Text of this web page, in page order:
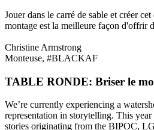
Jouer dans le carré de sable et créer
montage est la meilleure façon d'offrir
Christine Armstrong
Monteuse, #BLACKAF
TABLE RONDE: Briser le
We’re currently experiencing a
representation in storytelling. This year
stories originating from the BIPOC,